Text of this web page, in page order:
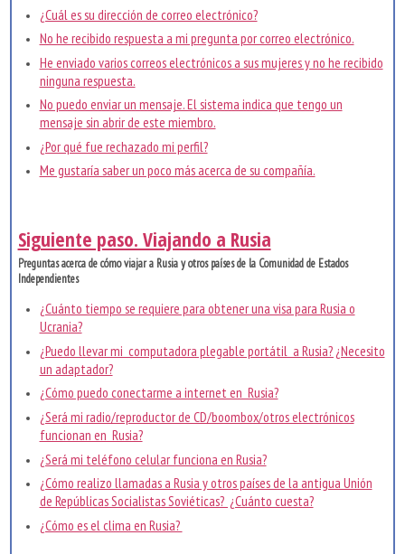
¿Cuál es su dirección de correo electrónico?
No he recibido respuesta a mi pregunta por correo electrónico.
He enviado varios correos electrónicos a sus mujeres y no he recibido
ninguna respuesta.
No puedo enviar un mensaje. El sistema indica que tengo un
mensaje sin abrir de este miembro.
¿Por qué fue rechazado mi perfil?
Me gustaría saber un poco más acerca de su compañía.
Siguiente paso. Viajando a Rusia
Preguntas acerca de cómo viajar a Rusia y otros países de la Comunidad de Estados
Independientes
¿Cuánto tiempo se requiere para obtener una visa para Rusia o
Ucrania?
¿Puedo llevar mi computadora plegable portátil a Rusia? ¿Necesito
un adaptador?
¿Cómo puedo conectarme a internet en Rusia?
¿Será mi radio/reproductor de CD/boombox/otros electrónicos
funcionan en Rusia?
¿Será mi teléfono celular funciona en Rusia?
¿Cómo realizo llamadas a Rusia y otros países de la antigua Unión
de Repúblicas Socialistas Soviéticas? ¿Cuánto cuesta?
¿Cómo es el clima en Rusia?